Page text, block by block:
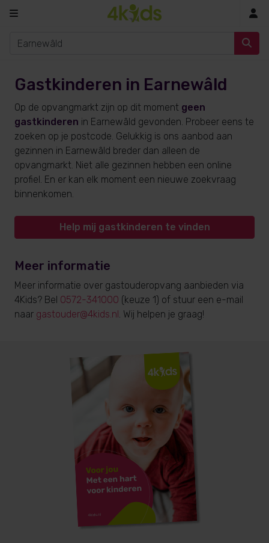
Gastkinderen in Earnewâld
Op de opvangmarkt zijn op dit moment geen
gastkinderen in Earnewâld gevonden. Probeer eens te
zoeken op je postcode. Gelukkig is ons aanbod aan
gezinnen in Earnewâld breder dan alleen de
opvangmarkt. Niet alle gezinnen hebben een online
profiel. En er kan elk moment een nieuwe zoekvraag
binnenkomen.
Help mij gastkinderen te vinden
Meer informatie
Meer informatie over gastouderopvang aanbieden via
4Kids? Bel 0572-341000 (keuze 1) of stuur een e-mail
naar gastouder@4kids.nl. Wij helpen je graag!